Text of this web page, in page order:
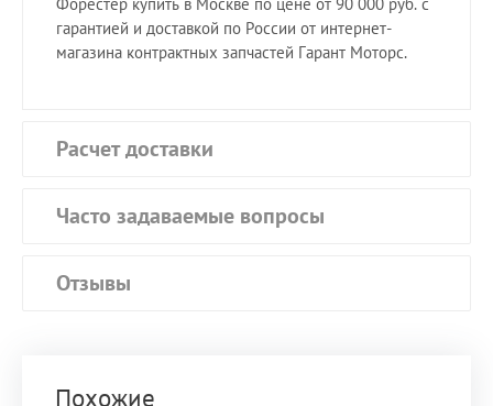
гарантией и доставкой по России от интернет-
магазина контрактных запчастей Гарант Моторс.
Расчет доставки
Часто задаваемые вопросы
Отзывы
Похожие